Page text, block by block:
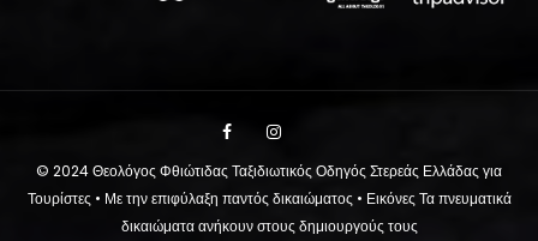
© 2024 Θεολόγος Φθιώτιδας Ταξιδιωτικός Οδηγός Στερεάς Ελλάδας για
Τουρίστες • Με την επιφύλαξη παντός δικαιώματος • Εικόνες Τα πνευματικά
δικαιώματα ανήκουν στους δημιουργούς τους